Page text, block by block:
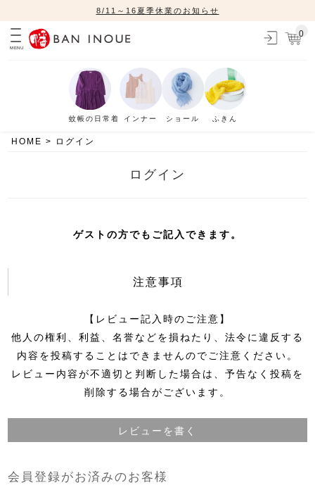
8/11～16夏季休業のお知らせ
MENU
0
蚊帳の日常着 インナー ショール ふきん
HOME ログイン
ログイン
ゲストの方でもご記入できます。
注意事項
【レビュー記入時のご注意】
他人の権利、利益、名誉などを損ねたり、法令に違反する
内容を投稿することはできませんのでご注意ください。
レビュー内容が不適切と判断した場合は、予告なく投稿を
削除する場合がございます。
レビューを書く
会員登録がお済みのお客様